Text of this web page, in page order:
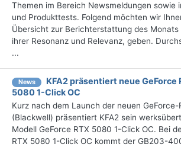
Themen im Bereich Newsmeldungen sowie
und Produkttests. Folgend möchten wir
Übersicht zur Berichterstattung des
ihrer Resonanz und Relevanz, geben.
...
News
KFA2 präsentiert neue GeForce
5080 1-Click OC
Kurz nach dem Launch der neuen
(Blackwell) präsentiert KFA2 sein
Modell GeForce RTX 5080 1-Click OC. Bei
RTX 5080 1-Click OC kommt der GB203-